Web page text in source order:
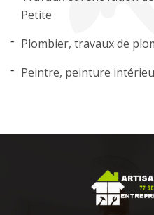
Petite
Plombier, travaux de
Peintre, peinture